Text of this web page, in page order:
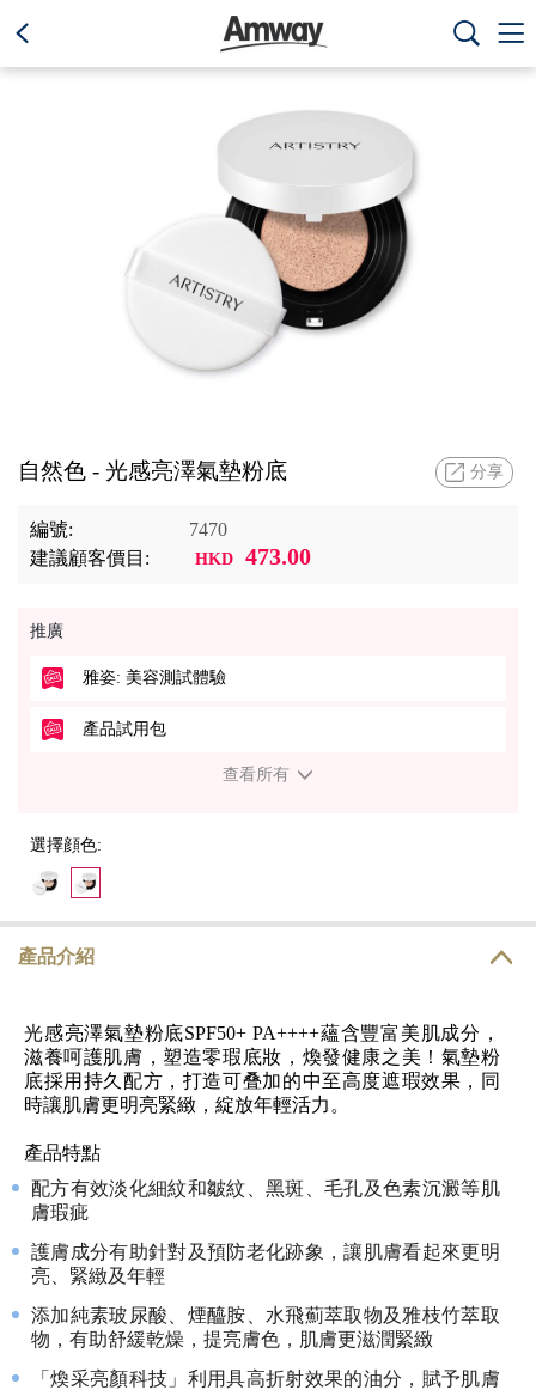
 

自然色 - 光感亮澤氣墊粉底 分享
編號:
7470
建議顧客價目:
HKD 473.00
推廣
雅姿: 美容測試體驗
產品試用包
查看所有
選擇顔色:
產品介紹
光感亮澤氣墊粉底SPF50+ PA++++蘊含豐富美肌成分，
滋養呵護肌膚，塑造零瑕底妝，煥發健康之美！氣墊粉
底採用持久配方，打造可叠加的中至高度遮瑕效果，同
時讓肌膚更明亮緊緻，綻放年輕活力。
產品特點
配方有效淡化細紋和皺紋、黑斑、毛孔及色素沉澱等肌
膚瑕疵
護膚成分有助針對及預防老化跡象，讓肌膚看起來更明
亮、緊緻及年輕
添加純素玻尿酸、煙醯胺、水飛薊萃取物及雅枝竹萃取
物，有助舒緩乾燥，提亮膚色，肌膚更滋潤緊緻
「煥采亮顏科技」利用具高折射效果的油分，賦予肌膚